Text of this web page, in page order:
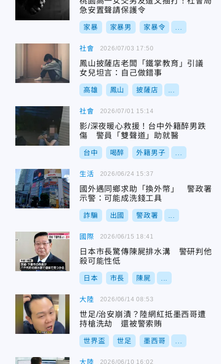
急安置聲請保護令
家暴 家暴男 家暴令
社會
鳳山披薩店老闆「鐵掌教育」引議
女兒坦言：自己做錯事
高雄 鳳山 披薩店
2026/07/03 17:50
社會
影/深夜暖心救援！台中外籍醉男跌
傷 警員「雙聲道」助就醫
台中 喝醉 外籍男子
2026/07/01 15:14
生活
國外遇同鄉求助「換外幣」 警政署
示警：可能成洗錢工具
詐騙 出國 警政署
2026/06/24 15:37
國際
日本市長驚傳陳屍排水溝 警研判他
殺可能性低
日本 市長 陳屍
2026/06/15 18:41
大陸
世足/治安崩潰？陸網紅抵墨西哥遭
持槍洗劫 還被警索賄
世界盃 世足 墨西哥
2026/06/14 08:53
大陸 2026/06/10 16:02